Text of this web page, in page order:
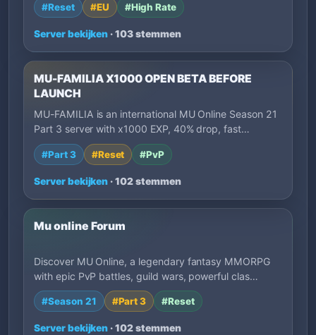
#Reset #EU #High Rate
Server bekijken · 103 stemmen
MU-FAMILIA X1000 OPEN BETA BEFORE
LAUNCH
MU-FAMILIA is an international MU Online Season 21
Part 3 server with x1000 EXP, 40% drop, fast…
#Part 3 #Reset #PvP
Server bekijken · 102 stemmen
Mu online Forum
Discover MU Online, a legendary fantasy MMORPG
with epic PvP battles, guild wars, powerful clas…
#Season 21 #Part 3 #Reset
Server bekijken · 102 stemmen